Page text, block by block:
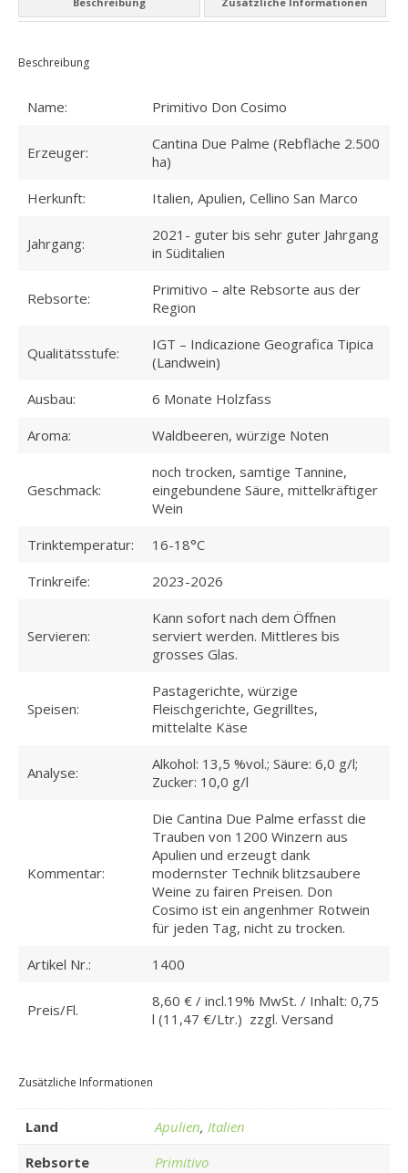
Versandarten
Zahlungsarten
KONTAKT
ZUR PERSON
PHILOSOPHIE
Beschreibung
Name: Primitivo Don Cosimo
Erzeuger:
Cantina Due Palme (Rebfläche 2.500
ha)
Herkunft:
Italien, Apulien, Cellino San Marco
Jahrgang:
2021- guter bis sehr guter Jahrgang
in Süditalien
Rebsorte:
Primitivo – alte Rebsorte aus der
Region
Qualitätsstufe:
IGT – Indicazione Geografica Tipica
(Landwein)
Ausbau:
6 Monate Holzfass
Aroma:
Waldbeeren, würzige Noten
Geschmack:
noch trocken, samtige Tannine,
eingebundene Säure, mittelkräftiger
Wein
Trinktemperatur:
16-18°C
Trinkreife:
2023-2026
Servieren:
Kann sofort nach dem Öffnen
serviert werden. Mittleres bis
grosses Glas.
Speisen:
Pastagerichte, würzige
Fleischgerichte, Gegrilltes,
mittelalte Käse
Analyse:
Alkohol: 13,5 %vol.; Säure: 6,0 g/l;
Zucker: 10,0 g/l
Kommentar:
Die Cantina Due Palme erfasst die
Trauben von 1200 Winzern aus
Apulien und erzeugt dank
modernster Technik blitzsaubere
Weine zu fairen Preisen. Don
Cosimo ist ein angenhmer Rotwein
für jeden Tag, nicht zu trocken.
Artikel Nr.:
1400
Preis/Fl.
8,60 € / incl.19% MwSt. / Inhalt: 0,75
l (11,47 €/Ltr.) zzgl. Versand
Zusätzliche Informationen
Land Apulien, Italien
Rebsorte
Primitivo